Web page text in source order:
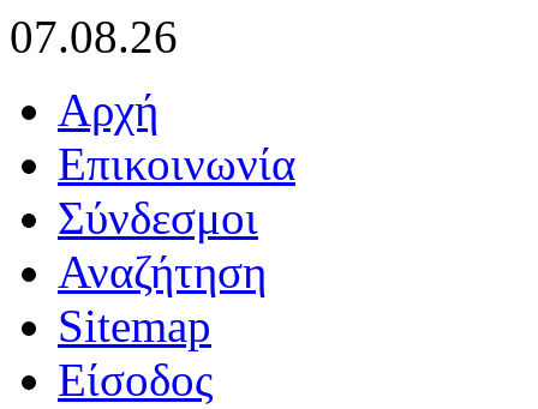
07.08.26
Αρχή
Επικοινωνία
Σύνδεσμοι
Αναζήτηση
Sitemap
Είσοδος